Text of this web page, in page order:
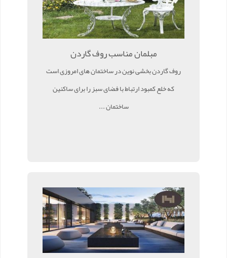
مبلمان مناسب روف گاردن
روف گاردن بخشی نوین در ساختمان های امروزی است
که خلع کمبود ارتباط با فضای سبز را برای ساکنین
ساختمان ...